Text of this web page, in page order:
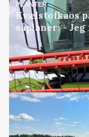
PLANTER
Kvælstofkaos
såplaner: -